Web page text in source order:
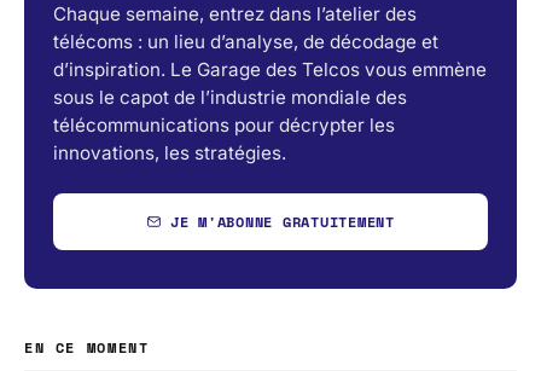
Chaque semaine, entrez dans l’atelier des
télécoms : un lieu d’analyse, de décodage et
d’inspiration. Le Garage des Telcos vous emmène
sous le capot de l’industrie mondiale des
télécommunications pour décrypter les
innovations, les stratégies.
JE M'ABONNE GRATUITEMENT
EN CE MOMENT